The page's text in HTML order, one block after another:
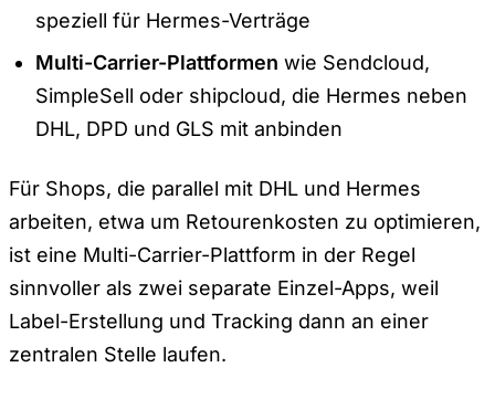
speziell für Hermes-Verträge
Multi-Carrier-Plattformen wie Sendcloud,
SimpleSell oder shipcloud, die Hermes neben
DHL, DPD und GLS mit anbinden
Für Shops, die parallel mit DHL und Hermes
arbeiten, etwa um Retourenkosten zu optimieren,
ist eine Multi-Carrier-Plattform in der Regel
sinnvoller als zwei separate Einzel-Apps, weil
Label-Erstellung und Tracking dann an einer
zentralen Stelle laufen.